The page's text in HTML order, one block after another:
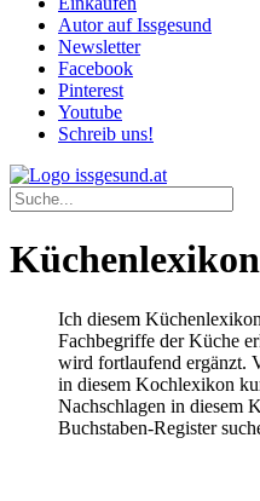
Autor auf Issgesund
Newsletter
Facebook
Pinterest
Youtube
Schreib uns!
Ich diesem
Fachbegriffe der Küche
wird fortlaufend ergänzt.
in diesem Kochlexikon
Nachschlagen in diesem
Buchstaben-Register